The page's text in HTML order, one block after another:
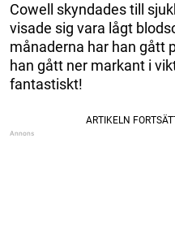
Cowell skyndades till
visade sig vara lågt
månaderna har han gått
han gått ner markant i
fantastiskt!